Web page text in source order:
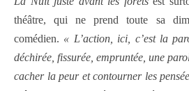
théâtre, qui ne prend toute sa
comédien. « L’action, ici, c’est la
déchirée, fissurée, empruntée, une
cacher la peur et contourner les